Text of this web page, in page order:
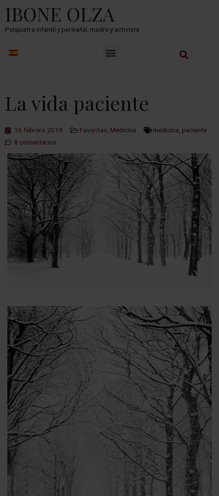
IBONE OLZA
Psiquiatra infantil y perinatal, madre y activista
La vida paciente
16 febrero 2019 Favoritas Medicina medicina paciente
8 comentarios